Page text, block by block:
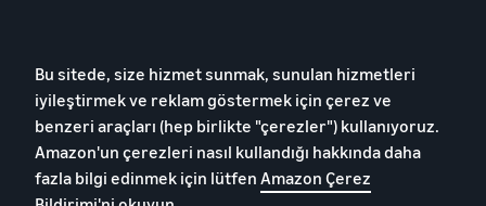
Bu sitede, size hizmet sunmak, sunulan hizmetleri
iyileştirmek ve reklam göstermek için çerez ve
benzeri araçları (hep birlikte "çerezler") kullanıyoruz.
Amazon'un çerezleri nasıl kullandığı hakkında daha
fazla bilgi edinmek için lütfen Amazon Çerez